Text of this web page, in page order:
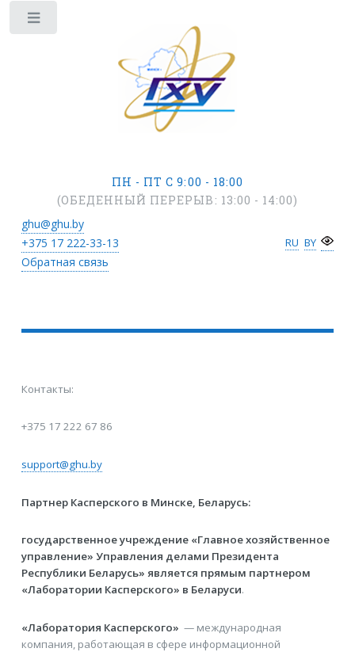
ПН - ПТ С 9:00 - 18:00
(ОБЕДЕННЫЙ ПЕРЕРЫВ: 13:00 - 14:00)
ghu@ghu.by
+375 17222-33-13
Обратная связь
RU BY
Контакты:
+375 17 222 67 86
support@ghu.by
Партнер Касперского в Минске, Беларусь:
государственное учреждение «Главное хозяйственное
управление» Управления делами Президента
Республики Беларусь» является прямым партнером
«Лаборатории Касперского» в Беларуси.
«Лаборатория Касперского» — международная
компания, работающая в сфере информационной